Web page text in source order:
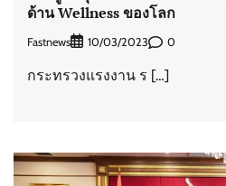
ด้าน Wellness ของโลก
Fastnews 10/03/2023 0
กระทรวงแรงงาน ร […]